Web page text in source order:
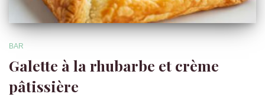
BAR
Galette à la rhubarbe et crème
pâtissière